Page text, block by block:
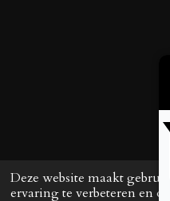
Deze website maakt
ervaring te verbeteren en